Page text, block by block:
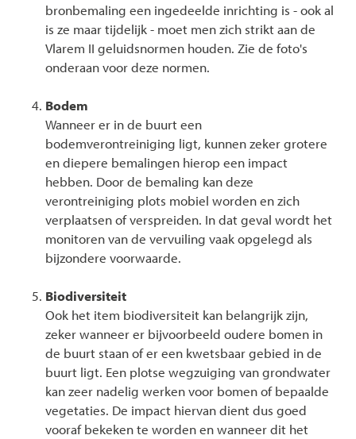
bronbemaling een ingedeelde inrichting is - ook al
is ze maar tijdelijk - moet men zich strikt aan de
Vlarem II geluidsnormen houden. Zie de foto's
onderaan voor deze normen.
Bodem
Wanneer er in de buurt een
bodemverontreiniging ligt, kunnen zeker grotere
en diepere bemalingen hierop een impact
hebben. Door de bemaling kan deze
verontreiniging plots mobiel worden en zich
verplaatsen of verspreiden. In dat geval wordt het
monitoren van de vervuiling vaak opgelegd als
bijzondere voorwaarde.
Biodiversiteit
Ook het item biodiversiteit kan belangrijk zijn,
zeker wanneer er bijvoorbeeld oudere bomen in
de buurt staan of er een kwetsbaar gebied in de
buurt ligt. Een plotse wegzuiging van grondwater
kan zeer nadelig werken voor bomen of bepaalde
vegetaties. De impact hiervan dient dus goed
vooraf bekeken te worden en wanneer dit het